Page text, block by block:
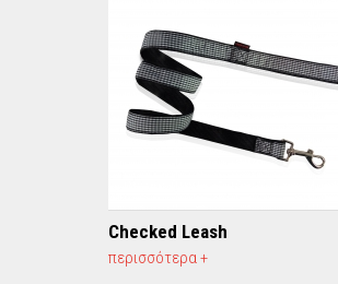
Checked Leash
περισσότερα +